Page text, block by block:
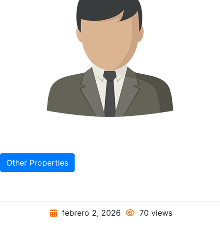
Other Properties
febrero 2, 2026 70 views